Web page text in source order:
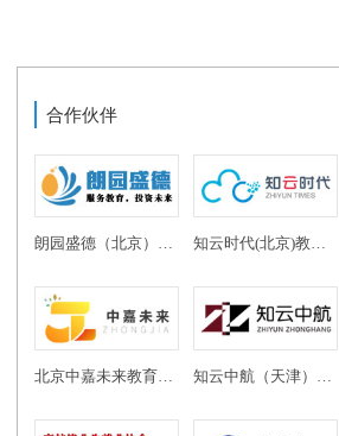
合作伙伴
朗园盛德（北京）教育投资有限公司 知云时代(北京)教育科技有限公司